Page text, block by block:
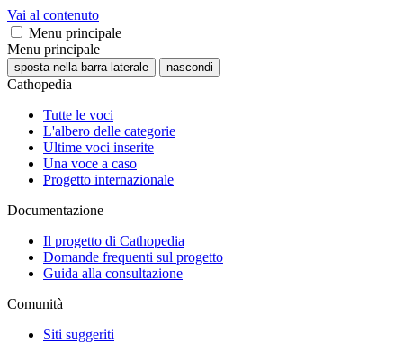
Vai al contenuto
Menu principale
Menu principale
sposta nella barra laterale nascondi
Cathopedia
Tutte le voci
L'albero delle categorie
Ultime voci inserite
Una voce a caso
Progetto internazionale
Documentazione
Il progetto di Cathopedia
Domande frequenti sul progetto
Guida alla consultazione
Comunità
Siti suggeriti